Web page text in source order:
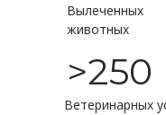
Вылеченных
животных
>250
Ветеринарных